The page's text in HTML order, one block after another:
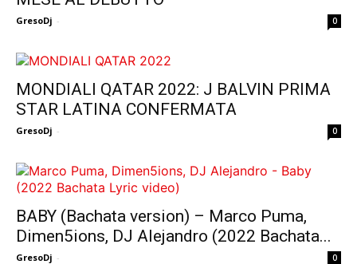
GresoDj - 0
MONDIALI QATAR 2022: J BALVIN PRIMA
STAR LATINA CONFERMATA
GresoDj - 0
BABY (Bachata version) – Marco Puma,
Dimen5ions, DJ Alejandro (2022 Bachata...
GresoDj - 0